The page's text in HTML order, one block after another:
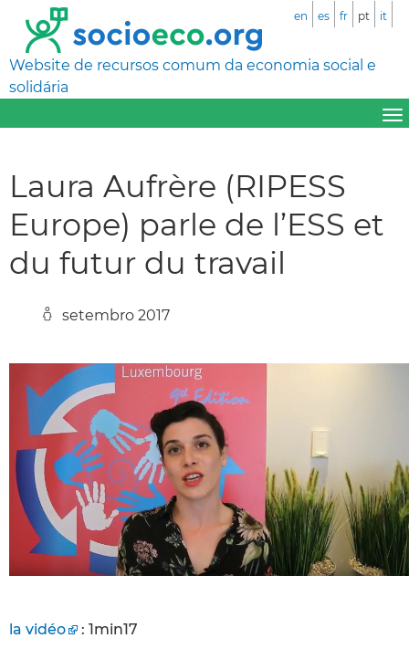
Website de recursos comum da economia social e
solidária
en es fr pt it
Laura Aufrère (RIPESS
Europe) parle de l’ESS et
du futur du travail
setembro 2017
la vidéo : 1min17